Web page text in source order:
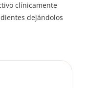
clínicamente
dejándolos